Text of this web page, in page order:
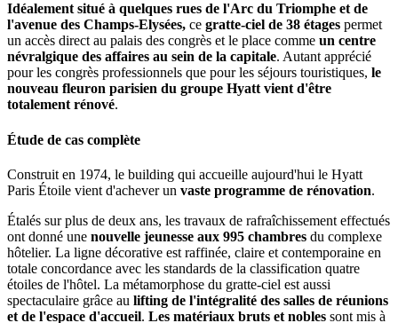
Idéalement situé à quelques rues de l'Arc du Triomphe et de
l'avenue des Champs-Elysées, ce gratte-ciel de 38 étages permet
un accès direct au palais des congrès et le place comme un centre
névralgique des affaires au sein de la capitale. Autant apprécié
pour les congrès professionnels que pour les séjours touristiques, le
nouveau fleuron parisien du groupe Hyatt vient d'être
totalement rénové.
Étude de cas complète
Construit en 1974, le building qui accueille aujourd'hui le Hyatt
Paris Étoile vient d'achever un vaste programme de rénovation.
Étalés sur plus de deux ans, les travaux de rafraîchissement effectués
ont donné une nouvelle jeunesse aux 995 chambres du complexe
hôtelier. La ligne décorative est raffinée, claire et contemporaine en
totale concordance avec les standards de la classification quatre
étoiles de l'hôtel. La métamorphose du gratte-ciel est aussi
spectaculaire grâce au lifting de l'intégralité des salles de réunions
et de l'espace d'accueil. Les matériaux bruts et nobles sont mis à